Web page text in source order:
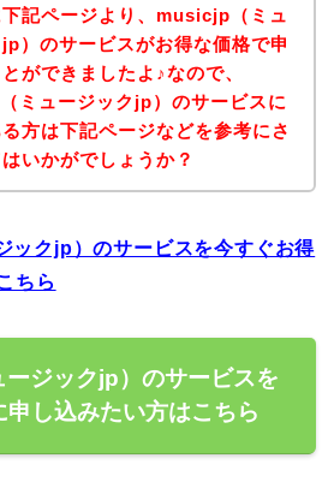
下記ページより、musicjp（ミュ
）のサービスがお得な価格で申
ができましたよ♪なので、
ミュージックjp）のサービスに
方は下記ページなどを参考にさ
いかがでしょうか？
ックjp）のサービスを今すぐお得
ちら
ジックjp）のサービスを
申し込みたい方はこちら